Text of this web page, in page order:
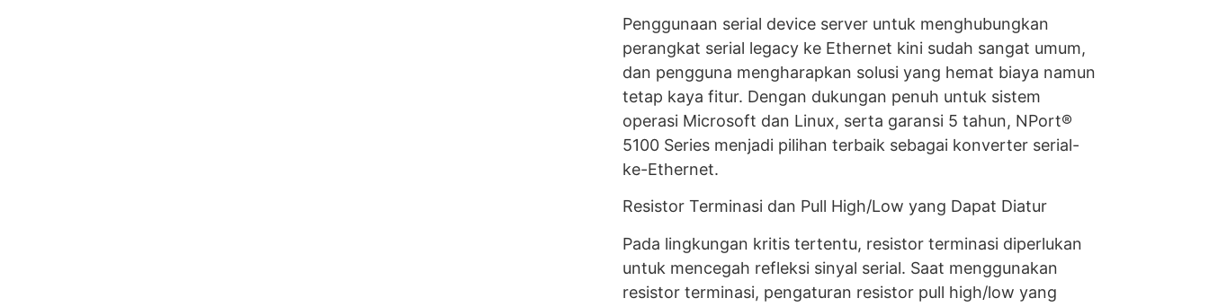
Penggunaan serial device server untuk menghubungkan
perangkat serial legacy ke Ethernet kini sudah sangat umum,
dan pengguna mengharapkan solusi yang hemat biaya namun
tetap kaya fitur. Dengan dukungan penuh untuk sistem
operasi Microsoft dan Linux, serta garansi 5 tahun, NPort®
5100 Series menjadi pilihan terbaik sebagai konverter serial-
ke-Ethernet.
Resistor Terminasi dan Pull High/Low yang Dapat Diatur
Pada lingkungan kritis tertentu, resistor terminasi diperlukan
untuk mencegah refleksi sinyal serial. Saat menggunakan
resistor terminasi, pengaturan resistor pull high/low yang